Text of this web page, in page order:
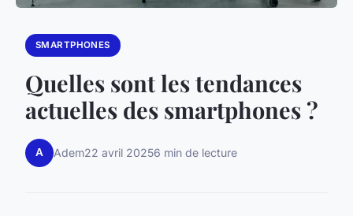
SMARTPHONES
Quelles sont les tendances
actuelles des smartphones ?
A Adem22 avril 20256 min de lecture